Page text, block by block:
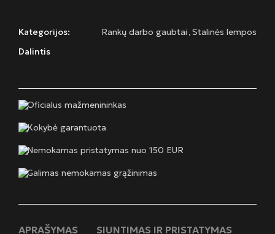
Kategorijos: Rankų darbo gaubtai ,Stalinės lempos
Dalintis
Oficialus mažmenininkas
Kokybė garantuota
Nemokamas pristatymas nuo 150 EUR
Galimas nemokamas grąžinimas
APRAŠYMAS SIUNTIMAS IR PRISTATYMAS